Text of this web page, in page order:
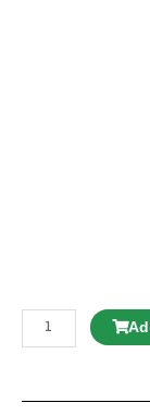
Rodízio
GLE
freio